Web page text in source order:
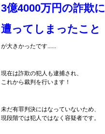
3億4000万円の詐欺に
遭ってしまったこと
が大きかったです......
現在は詐欺の犯人も逮捕され、
これから裁判を行います！
未だ有罪判決にはなっていないため、
現段階では犯人ではなく容疑者です。